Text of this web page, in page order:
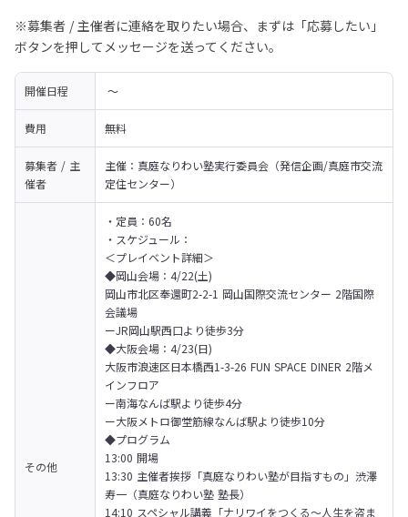
※募集者 / 主催者に連絡を取りたい場合、まずは「応募したい」
ボタンを押してメッセージを送ってください。
開催日程 〜
費用 無料
募集者 / 主
催者
主催：真庭なりわい塾実行委員会（発信企画/真庭市交流
定住センター）
その他
・定員：60名
・スケジュール：
＜プレイベント詳細＞
◆岡山会場：4/22(土)
岡山市北区奉還町2-2-1 岡山国際交流センター 2階国際
会議場
ーJR岡山駅西口より徒歩3分
◆大阪会場：4/23(日)
大阪市浪速区日本橋西1-3-26 FUN SPACE DINER 2階メ
インフロア
ー南海なんば駅より徒歩4分
ー大阪メトロ御堂筋線なんば駅より徒歩10分
◆プログラム
13:00 開場
13:30 主催者挨拶「真庭なりわい塾が目指すもの」渋澤
寿一（真庭なりわい塾 塾長）
14:10 スペシャル講義「ナリワイをつくる～人生を盗ま